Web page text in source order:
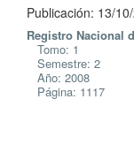
Publicación: 13/
Registro Nacional
Tomo: 1
Semestre: 2
Año: 2008
Página: 1117